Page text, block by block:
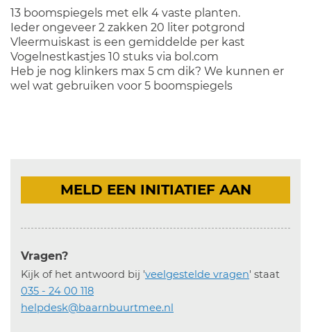
13 boomspiegels met elk 4 vaste planten.
Ieder ongeveer 2 zakken 20 liter potgrond
Vleermuiskast is een gemiddelde per kast
Vogelnestkastjes 10 stuks via bol.com
Heb je nog klinkers max 5 cm dik? We kunnen er
wel wat gebruiken voor 5 boomspiegels
MELD EEN INITIATIEF AAN
Vragen?
Kijk of het antwoord bij 'veelgestelde vragen' staat
035 - 24 00 118
helpdesk@baarnbuurtmee.nl